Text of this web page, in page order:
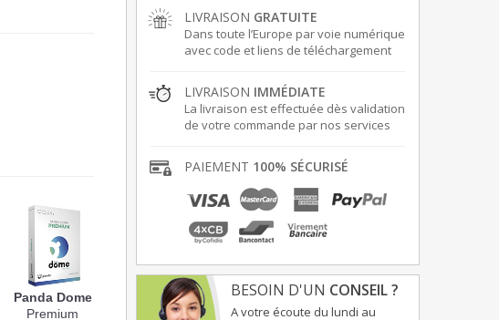
Panda Dome
Premium
LIVRAISON GRATUITE
Dans toute l’Europe par voie numérique
avec code et liens de téléchargement
LIVRAISON IMMÉDIATE
La livraison est effectuée dès validation
de votre commande par nos services
PAIEMENT 100% SÉCURISÉ
BESOIN D'UN CONSEIL ?
A votre écoute du lundi au